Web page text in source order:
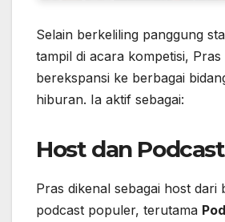
Selain berkeliling panggung
tampil di acara kompetisi,
berekspansi ke berbagai
hiburan. Ia aktif sebagai:
Host dan
Pras dikenal sebagai host dari
podcast populer, terutama